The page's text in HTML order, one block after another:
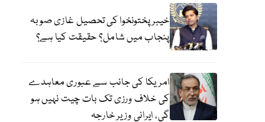
خیبر پختونخوا کی تحصیل غازی صوبہ
پنجاب میں شامل؟ حقیقت کیا ہے؟
امریکا کی جانب سے عبوری معاہدے
کی خلاف ورزی تک بات چیت نہیں ہو
گی، ایرانی وزیر خارجہ